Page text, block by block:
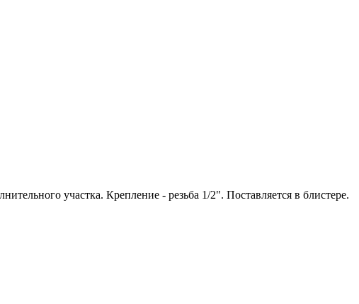
участка. Крепление - резьба 1/2". Поставляется в блистере.